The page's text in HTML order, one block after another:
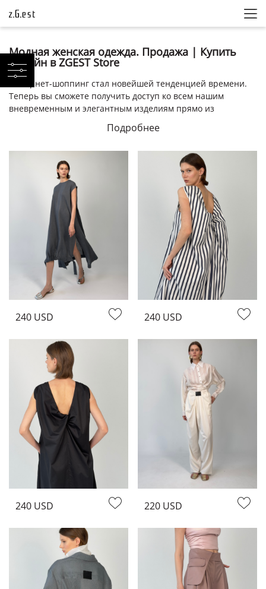
Модная женская одежда. Продажа | Купить
онлайн в ZGEST Store
Интернет-шоппинг стал новейшей тенденцией времени.
Теперь вы сможете получить доступ ко всем нашим
вневременным и элегантным изделиям прямо из
собственного дома. Наш сайт полностью функционален и
предлагает все: от современных модных платьев до
Модная женская одежда. Продажа
В продаже от ZGEST 2021 года есть качественная одежда по
доступным ценам. ZGEST является одним из основных
последователей этической моды и умных покупок,
одновременно обеспечивая женщин модной и стильной
одеждой. Мы считаем, что каждая женщина должна иметь
возможность самостоятельно решать, как она будет
выглядеть, и наша изысканная одежда позволяет
женщинам с легкостью справится с этой задачей. Делайте
умные покупки и инвестируйте в защиту окружающей
среды. Наш интернет-магазин - отличный способ найти
новый стиль повседневного платья. Вся наша продукция и
гарантируем, что производим одежду, которая сделана на
этических фабриках, чтобы избежать нашего вклада в
потогонные производства. В дополнение к тому, что все
наша продукция является устойчивой, все предметы
имеют уникальный дизайн.
Подробнее
240 USD 240 USD
240 USD 220 USD